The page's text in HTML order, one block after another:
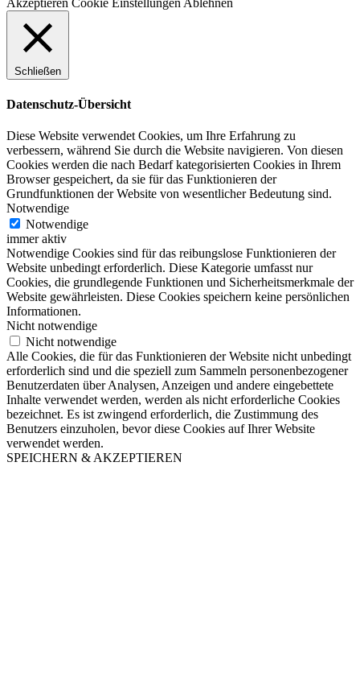
Akzeptieren Cookie Einstellungen Ablehnen
Schließen
Datenschutz-Übersicht
Diese Website verwendet Cookies, um Ihre Erfahrung zu
verbessern, während Sie durch die Website navigieren. Von diesen
Cookies werden die nach Bedarf kategorisierten Cookies in Ihrem
Browser gespeichert, da sie für das Funktionieren der
Grundfunktionen der Website von wesentlicher Bedeutung sind.
Notwendige
Notwendige
immer aktiv
Notwendige Cookies sind für das reibungslose Funktionieren der
Website unbedingt erforderlich. Diese Kategorie umfasst nur
Cookies, die grundlegende Funktionen und Sicherheitsmerkmale der
Website gewährleisten. Diese Cookies speichern keine persönlichen
Informationen.
Nicht notwendige
Nicht notwendige
Alle Cookies, die für das Funktionieren der Website nicht unbedingt
erforderlich sind und die speziell zum Sammeln personenbezogener
Benutzerdaten über Analysen, Anzeigen und andere eingebettete
Inhalte verwendet werden, werden als nicht erforderliche Cookies
bezeichnet. Es ist zwingend erforderlich, die Zustimmung des
Benutzers einzuholen, bevor diese Cookies auf Ihrer Website
verwendet werden.
SPEICHERN & AKZEPTIEREN